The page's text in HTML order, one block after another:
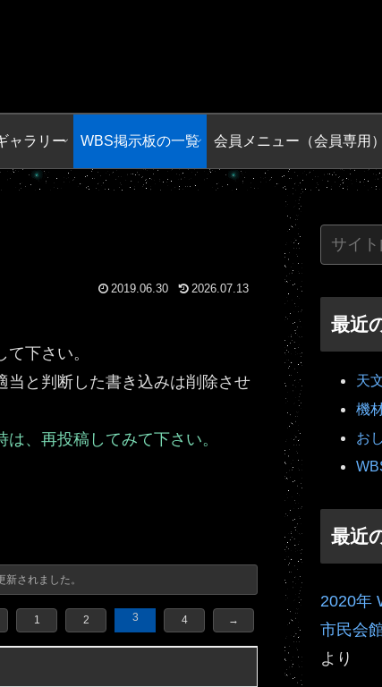
ャラリー WBS掲示板の一覧 会員メニュー（会員専用）
2019.06.30 2026.07.13
下さい。
当と判断した書き込みは削除させ
、再投稿してみて下さい。
新されました。
1 2 3 4 →
最近
天
機
お
最近
2020年
市民会
より